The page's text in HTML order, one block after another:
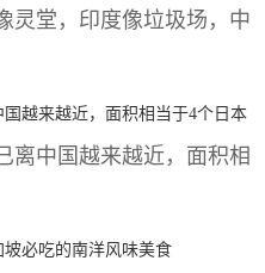
灵堂，印度像垃圾场，中
离中国越来越近，面积相